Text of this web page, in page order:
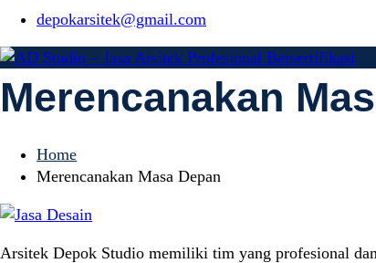
depokarsitek@gmail.com
AD Studio –
Bersertifikasi
AD Studio – Jasa Arsitek Profesional Bersertifikasi
Merencanakan
Home
Merencanakan Masa Depan
Arsitek Depok Studio memiliki tim yang profesional dan